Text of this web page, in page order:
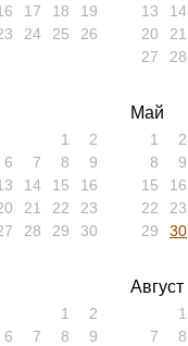
17 18
19
24 25
26
13
14
20
21
27
28
1
2
6 7 8
9
14 15
16
21 22
23
28 29 30
Май
1 2
8
9
15
16
22
23
29
30
1
2
6 7 8
9
Август
1
7
8